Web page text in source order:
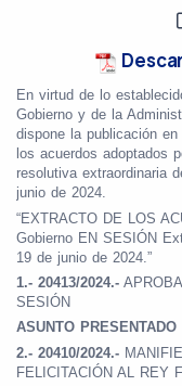
En virtud de lo
Gobierno y de la
dispone la publicación
los acuerdos adoptados
resolutiva extraordinaria
junio de 2024.
“EXTRACTO DE LOS
Gobierno EN SESIÓN
19 de junio de 2024.”
1.- 20413/2024.-
SESIÓN
ASUNTO
2.- 20410/2024.-
FELICITACIÓN AL REY